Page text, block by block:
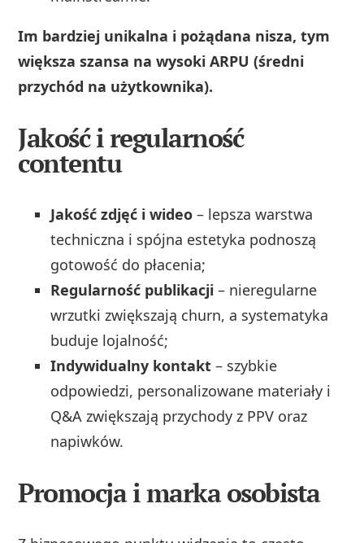
Im bardziej unikalna i pożądana nisza, tym
większa szansa na wysoki ARPU (średni
przychód na użytkownika).
Jakość i regularność
contentu
Jakość zdjęć i wideo – lepsza warstwa
techniczna i spójna estetyka podnoszą
gotowość do płacenia;
Regularność publikacji – nieregularne
wrzutki zwiększają churn, a systematyka
buduje lojalność;
Indywidualny kontakt – szybkie
odpowiedzi, personalizowane materiały i
Q&A zwiększają przychody z PPV oraz
napiwków.
Promocja i marka osobista